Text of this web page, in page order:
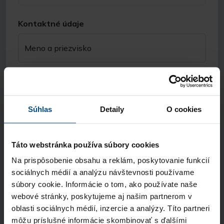
Súhlas Detaily O cookies
Táto webstránka používa súbory cookies
Na prispôsobenie obsahu a reklám, poskytovanie funkcií
sociálnych médií a analýzu návštevnosti používame
súbory cookie. Informácie o tom, ako používate naše
webové stránky, poskytujeme aj našim partnerom v
oblasti sociálnych médií, inzercie a analýzy. Títo partneri
môžu príslušné informácie skombinovať s ďalšími
Kontaktné údaje
Meno a priezvisko
Telefón
Názov spoločnosti
Odkiaľ ste sa nás dozvedeli?